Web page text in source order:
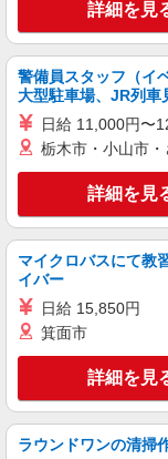
詳細を見
警備員スタッフ（イ
大型駐車場、JR列車
日給 11,000円〜
栃木市・小山市
詳細を見
マイクロバスにて教
イバー
日給 15,850円
箕面市
詳細を見
ラウンドワンの清掃